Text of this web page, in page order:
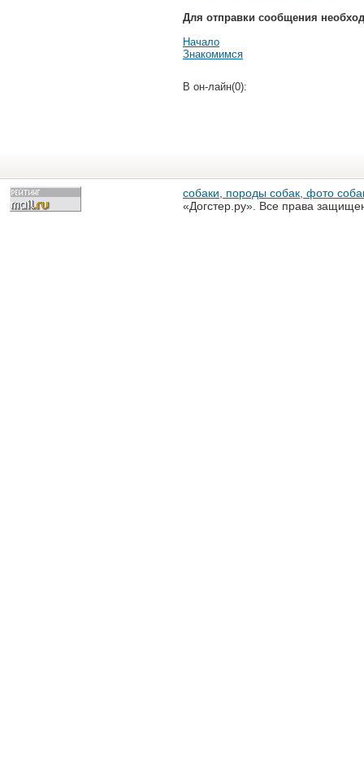
Для отправки сообщения
Начало
Знакомимся
В он-лайн(0):
собаки, породы собак, фото
«Догстер.ру». Все права